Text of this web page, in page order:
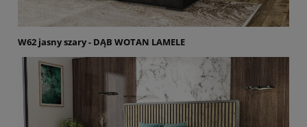
W62 jasny szary - DĄB WOTAN LAMELE